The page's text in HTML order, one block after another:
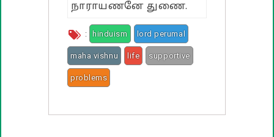
நாராயணனே துணை.
: hinduism lord perumal
maha vishnu life supportive
problems